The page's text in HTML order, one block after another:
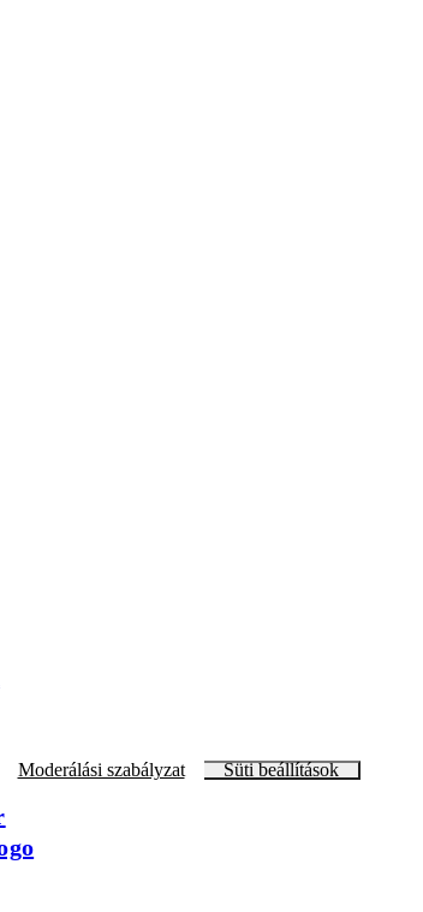
Moderálási szabályzat Süti beállítások